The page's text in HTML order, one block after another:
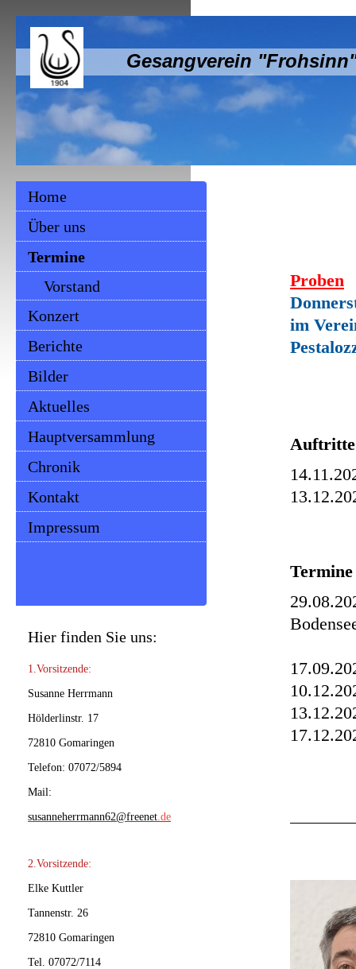
Gesangverein
Proben
im
Termine
Home
Über uns
Termine
Vorstand
Konzert
Berichte
Bilder
Aktuelles
Hauptversammlung
Chronik
Kontakt
Impressum
Hier finden Sie uns:
1.Vorsitzende:
Susanne Herrmann
Hölderlinstr. 17
72810 Gomaringen
Telefon: 07072/5894
Mail:
susanneherrmann62@freenet.de
2.Vorsitzende:
Elke Kuttler
Tannenstr. 26
72810 Gomaringen
Tel. 07072/7114